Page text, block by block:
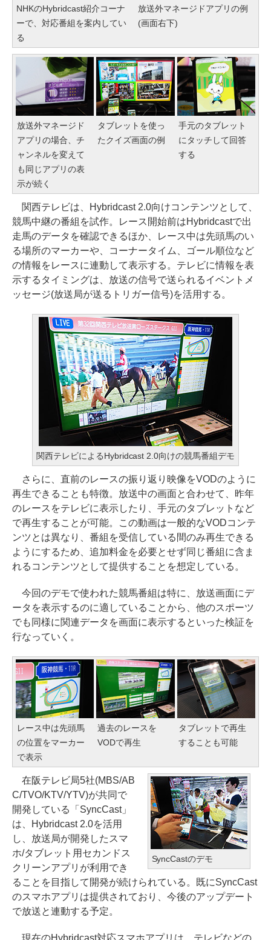
NHKのHybridcast紹介コーナ
ーで、対応番組を案内してい
る
放送外マネージドアプリの例
(画面右下)
放送外マネージド
アプリの場合、チ
ャンネルを変えて
も同じアプリの表
示が続く
タブレットを使っ
たクイズ画面の例
手元のタブレット
にタッチして回答
する
関西テレビは、Hybridcast 2.0向けコンテンツとして、
競馬中継の番組を試作。レース開始前はHybridcastで出
走馬のデータを確認できるほか、レース中は先頭馬のい
る場所のマーカーや、コーナータイム、ゴール順位など
の情報をレースに連動して表示する。テレビに情報を表
示するタイミングは、放送の信号で送られるイベントメ
ッセージ(放送局が送るトリガー信号)を活用する。
関西テレビによるHybridcast 2.0向けの競馬番組デモ
さらに、直前のレースの振り返り映像をVODのように
再生できることも特徴。放送中の画面と合わせて、昨年
のレースをテレビに表示したり、手元のタブレットなど
で再生することが可能。この動画は一般的なVODコンテ
ンツとは異なり、番組を受信している間のみ再生できる
ようにするため、追加料金を必要とせず同じ番組に含ま
れるコンテンツとして提供することを想定している。
今回のデモで使われた競馬番組は特に、放送画面にデ
ータを表示するのに適していることから、他のスポーツ
でも同様に関連データを画面に表示するといった検証を
行なっていく。
レース中は先頭馬
の位置をマーカー
で表示
過去のレースを
VODで再生
タブレットで再生
することも可能
SyncCastのデモ
在阪テレビ局5社(MBS/AB
C/TVO/KTV/YTV)が共同で
開発している「SyncCast」
は、Hybridcast 2.0を活用
し、放送局が開発したスマ
ホ/タブレット用セカンドス
クリーンアプリが利用でき
ることを目指して開発が続けられている。既にSyncCast
のスマホアプリは提供されており、今後のアップデート
で放送と連動する予定。
現在のHybridcast対応スマホアプリは、テレビなどの